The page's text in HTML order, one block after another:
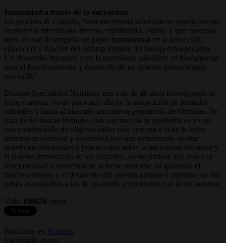
Inmunidad a través de la microbiota
En palabras de Collado, “una microbiota saludable se asocia con un
ecosistema microbiano diverso, equilibrado, estable y que funciona
bien, el cual desempeña un papel fundamental en la inducción,
educación y función del sistema inmune del huésped/hospedador.
Un desarrollo intestinal y de la microbiota saludable es fundamental
para el funcionamiento y desarrollo de un sistema inmunológico
saludable”.
Danone Specialized Nutrition, tras más de 40 años investigando la
leche materna, va un paso más allá en la innovación de fórmulas
infantiles y lanza al mercado una nueva generación de fórmulas. Se
trata de las únicas fórmulas con una mezcla de postbióticos y con
una combinación de oligosacáridos más cercana a la de la leche
materna en cantidad y diversidad que han demostrado aportar
beneficios adicionales y potenciados sobre la microbiota intestinal y
el sistema inmunitario de los lactantes, asemejándose aún más a la
funcionalidad y estructura de la leche materna; así garantiza el
funcionamiento y el desarrollo del sistema inmune e intestinal de los
bebés acercándolo a los de los bebés alimentados con leche materna.
Visto 108826 veces
Publicado en
Noticias
Etiquetado como